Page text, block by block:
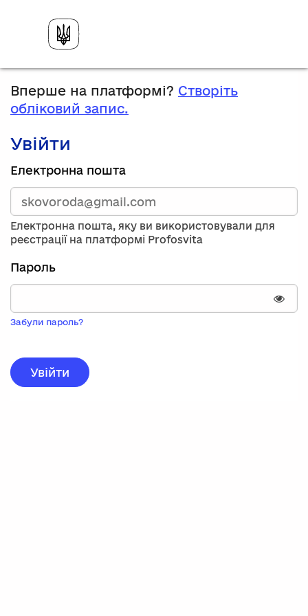
Вперше на платформі? Створіть
обліковий запис.
Увійти
Зареєструйтесь,
використавши
електронну
адресу
та
пароль.
Якщо
вас
немає
запису,
натисніть
реєстрації.
Електронна пошта
Електронна пошта, яку ви використовували для
реєстрації на платформі Profosvita
Пароль
Забули пароль?
Увійти